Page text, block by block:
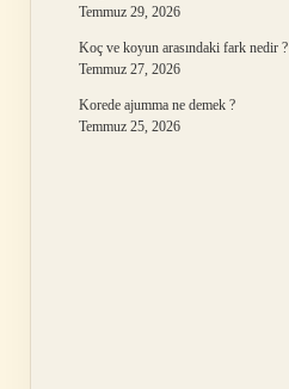
Temmuz 29, 2026
Koç ve koyun arasındaki fark nedir ?
Temmuz 27, 2026
Korede ajumma ne demek ?
Temmuz 25, 2026